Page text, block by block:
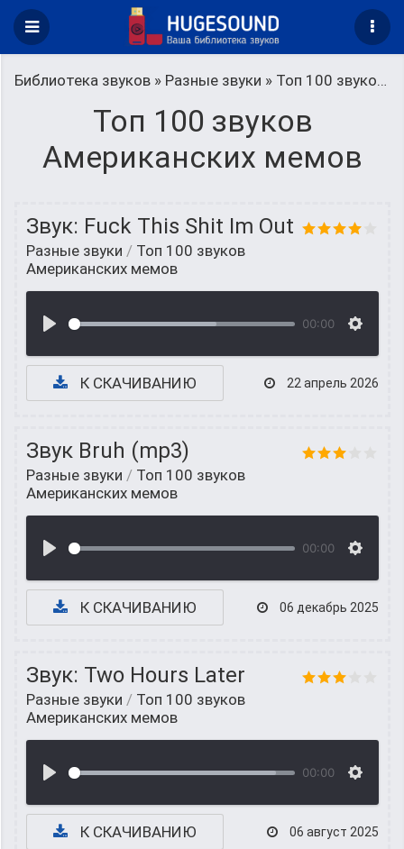
Библиотека звуков » Разные звуки » Топ 100 звуков Американских мемов
Топ 100 звуков
Американских мемов
Звук: Fuck This Shit Im Out
Разные звуки / Топ 100 звуков
Американских мемов
00:00
К СКАЧИВАНИЮ 22 апрель 2026
Звук Bruh (mp3)
Разные звуки / Топ 100 звуков
Американских мемов
00:00
К СКАЧИВАНИЮ 06 декабрь 2025
Звук: Two Hours Later
Разные звуки / Топ 100 звуков
Американских мемов
00:00
К СКАЧИВАНИЮ 06 август 2025